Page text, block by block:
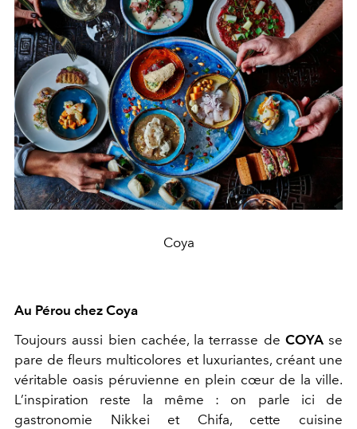
Coya
Au Pérou chez Coya
Toujours aussi bien cachée, la terrasse de COYAse
pare de fleurs multicolores et luxuriantes, créant une
véritable oasis péruvienne en plein cœur de la ville.
L’inspiration reste la même : on parle ici de
gastronomie Nikkei et Chifa, cette cuisine